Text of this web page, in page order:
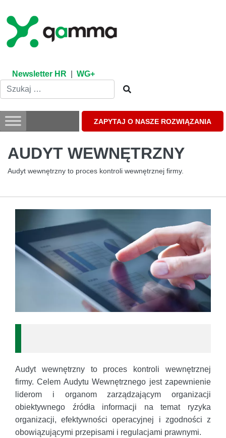
content
Newsletter HR WG+
ZAPYTAJ O NASZE ROZWIĄZANIA
AUDYT WEWNĘTRZNY
Audyt wewnętrzny to proces kontroli wewnętrznej firmy.
Audyt wewnętrzny to proces kontroli wewnętrznej
firmy. Celem Audytu Wewnętrznego jest zapewnienie
liderom i organom zarządzającym organizacji
obiektywnego źródła informacji na temat ryzyka
organizacji, efektywności operacyjnej i zgodności z
obowiązującymi przepisami i regulacjami prawnymi.